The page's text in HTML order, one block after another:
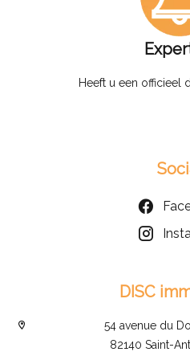
Heeft u een officieel
DISC
54 avenue du
82140 Saint-